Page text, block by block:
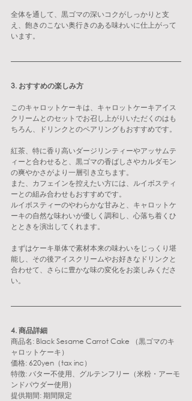
全体を通して、黒ゴマの深いコクがしっかりと支
え、飽きのこない奥行きのある味わいに仕上がって
います。
3. おすすめの楽しみ方
このキャロットケーキは、キャロットケーキアイス
クリームとのセットでお召し上がりいただくのはも
ちろん、ドリンクとのペアリングもおすすめです。
紅茶、特に香り高いダージリンティーやアッサムテ
ィーと合わせると、黒ゴマの香ばしさやカルダモン
の爽やかさがより一層引き立ちます。
また、カフェインを控えたい方には、ルイボスティ
ーとの組み合わせもおすすめです。
ルイボスティーのやわらかな甘みと、キャロットケ
ーキの自然な味わいが優しく調和し、心落ち着くひ
とときを演出してくれます。
まずはケーキ単体で素材本来の味わいをじっくり堪
能し、その後アイスクリームやお好きなドリンクと
合わせて、さらに豊かな味の変化をお楽しみくださ
い。
4. 商品詳細
商品名: Black Sesame Carrot Cake （黒ゴマのキ
ャロットケーキ）
価格: 620yen（tax inc）
特徴: バター不使用、グルテンフリー（米粉・アーモ
ンドパウダー使用）
提供期間: 期間限定